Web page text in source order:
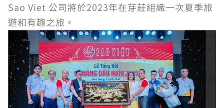
Sao Viet 公司將於2023年在芽莊組織一次夏季旅
遊和有趣之旅。